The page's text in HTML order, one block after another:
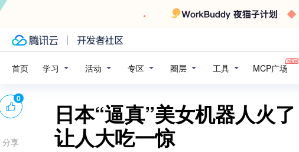
首页 学习 活动 专区 圈层 工具 MCP广场
日本“逼真”美女机器人火
让人大吃一惊
0
分享